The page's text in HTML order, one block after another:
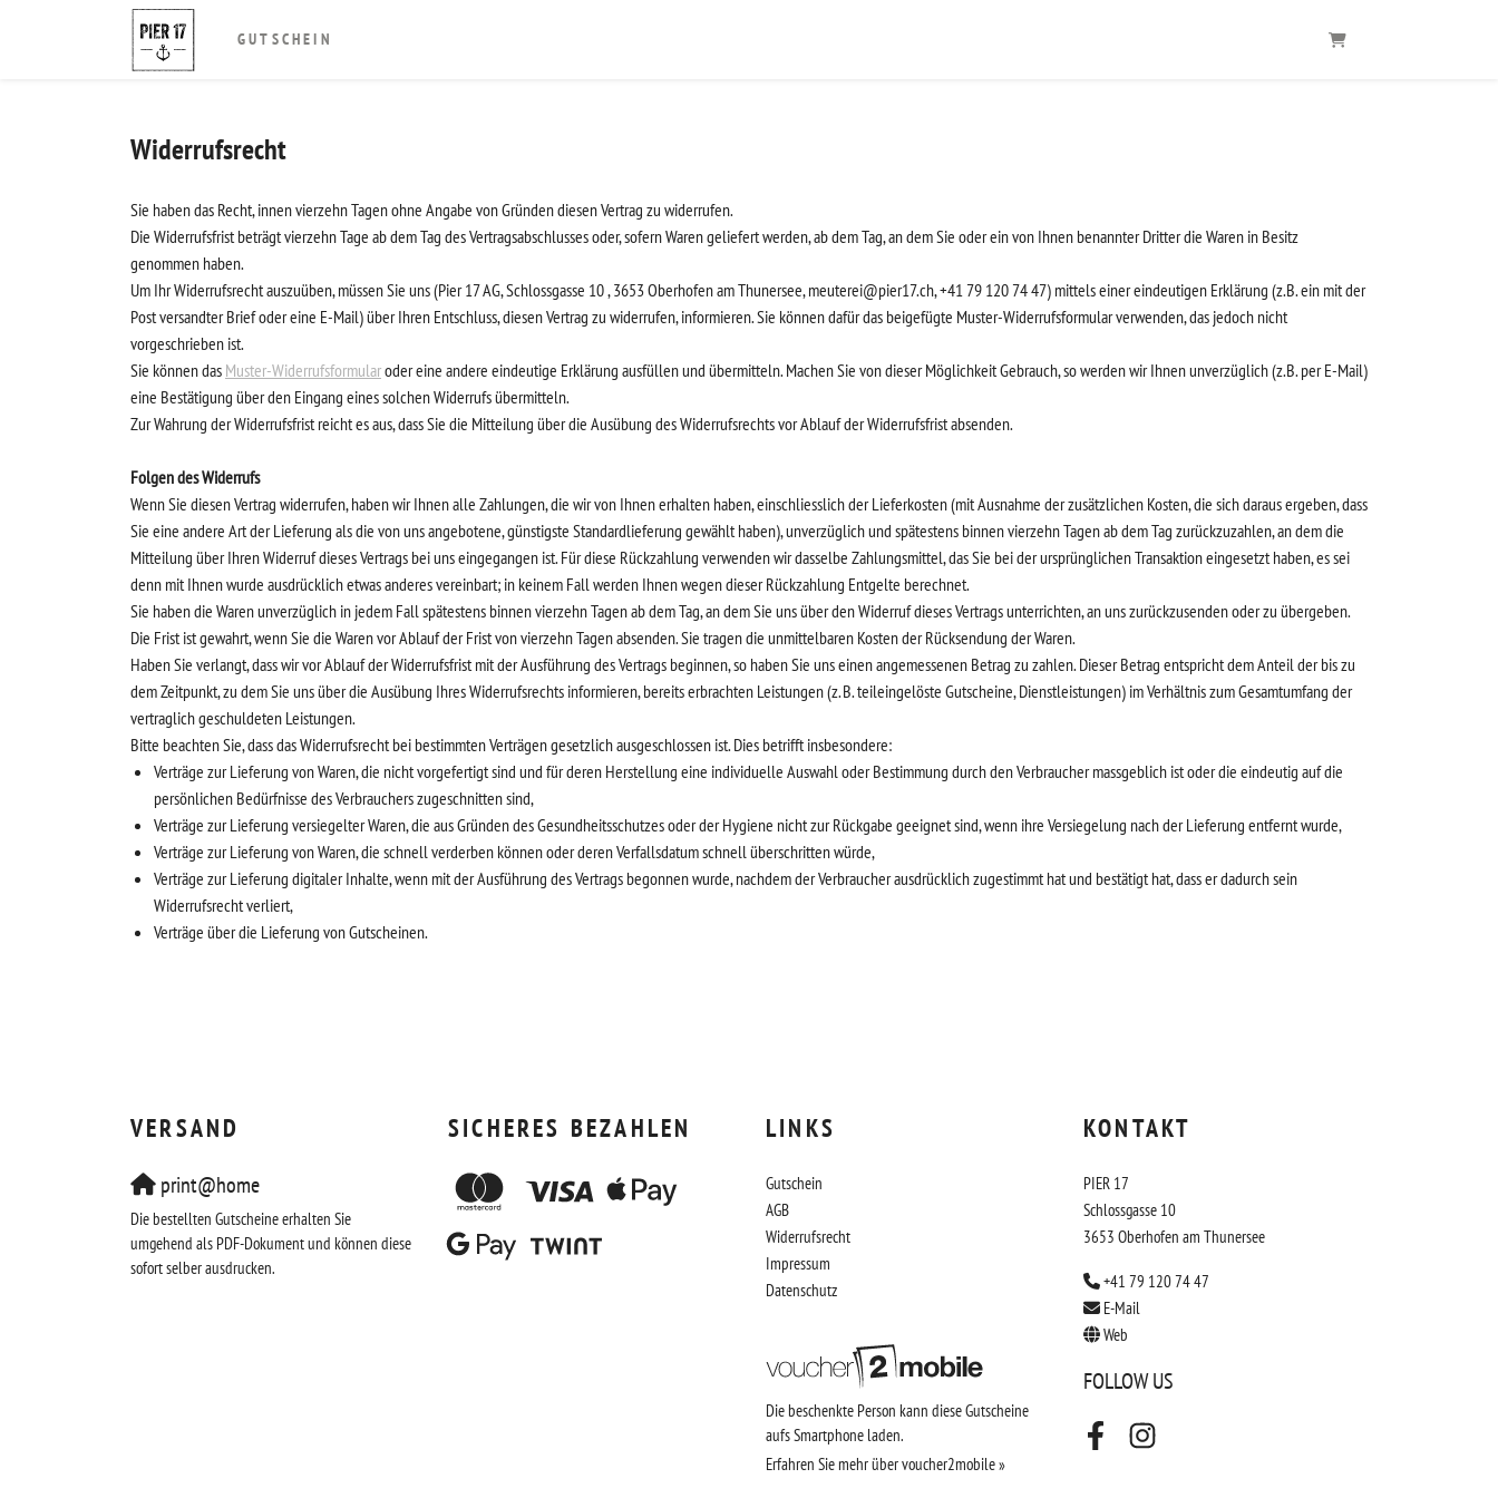
GUTSCHEIN WARENKORB
Widerrufsrecht
Sie haben das Recht, innen vierzehn Tagen ohne Angabe von Gründen diesen Vertrag zu widerrufen.
Die Widerrufsfrist beträgt vierzehn Tage ab dem Tag des Vertragsabschlusses oder, sofern Waren geliefert werden, ab dem Tag, an dem Sie oder ein von Ihnen benannter Dritter die Waren in Besitz
genommen haben.
Um Ihr Widerrufsrecht auszuüben, müssen Sie uns (Pier 17 AG, Schlossgasse 10 , 3653 Oberhofen am Thunersee, meuterei@pier17.ch, +41 79 120 74 47) mittels einer eindeutigen Erklärung (z.B. ein mit der
Post versandter Brief oder eine E-Mail) über Ihren Entschluss, diesen Vertrag zu widerrufen, informieren. Sie können dafür das beigefügte Muster-Widerrufsformular verwenden, das jedoch nicht
vorgeschrieben ist.
Sie können das Muster-Widerrufsformularoder eine andere eindeutige Erklärung ausfüllen und übermitteln. Machen Sie von dieser Möglichkeit Gebrauch, so werden wir Ihnen unverzüglich (z.B. per E-Mail)
eine Bestätigung über den Eingang eines solchen Widerrufs übermitteln.
Zur Wahrung der Widerrufsfrist reicht es aus, dass Sie die Mitteilung über die Ausübung des Widerrufsrechts vor Ablauf der Widerrufsfrist absenden.
Folgen des Widerrufs
Wenn Sie diesen Vertrag widerrufen, haben wir Ihnen alle Zahlungen, die wir von Ihnen erhalten haben, einschliesslich der Lieferkosten (mit Ausnahme der zusätzlichen Kosten, die sich daraus ergeben, dass
Sie eine andere Art der Lieferung als die von uns angebotene, günstigste Standardlieferung gewählt haben), unverzüglich und spätestens binnen vierzehn Tagen ab dem Tag zurückzuzahlen, an dem die
Mitteilung über Ihren Widerruf dieses Vertrags bei uns eingegangen ist. Für diese Rückzahlung verwenden wir dasselbe Zahlungsmittel, das Sie bei der ursprünglichen Transaktion eingesetzt haben, es sei
denn mit Ihnen wurde ausdrücklich etwas anderes vereinbart; in keinem Fall werden Ihnen wegen dieser Rückzahlung Entgelte berechnet.
Sie haben die Waren unverzüglich in jedem Fall spätestens binnen vierzehn Tagen ab dem Tag, an dem Sie uns über den Widerruf dieses Vertrags unterrichten, an uns zurückzusenden oder zu übergeben.
Die Frist ist gewahrt, wenn Sie die Waren vor Ablauf der Frist von vierzehn Tagen absenden. Sie tragen die unmittelbaren Kosten der Rücksendung der Waren.
Haben Sie verlangt, dass wir vor Ablauf der Widerrufsfrist mit der Ausführung des Vertrags beginnen, so haben Sie uns einen angemessenen Betrag zu zahlen. Dieser Betrag entspricht dem Anteil der bis zu
dem Zeitpunkt, zu dem Sie uns über die Ausübung Ihres Widerrufsrechts informieren, bereits erbrachten Leistungen (z. B. teileingelöste Gutscheine, Dienstleistungen) im Verhältnis zum Gesamtumfang der
vertraglich geschuldeten Leistungen.
Bitte beachten Sie, dass das Widerrufsrecht bei bestimmten Verträgen gesetzlich ausgeschlossen ist. Dies betrifft insbesondere:
Verträge zur Lieferung von Waren, die nicht vorgefertigt sind und für deren Herstellung eine individuelle Auswahl oder Bestimmung durch den Verbraucher massgeblich ist oder die eindeutig auf die
persönlichen Bedürfnisse des Verbrauchers zugeschnitten sind,
Verträge zur Lieferung versiegelter Waren, die aus Gründen des Gesundheitsschutzes oder der Hygiene nicht zur Rückgabe geeignet sind, wenn ihre Versiegelung nach der Lieferung entfernt wurde,
Verträge zur Lieferung von Waren, die schnell verderben können oder deren Verfallsdatum schnell überschritten würde,
Verträge zur Lieferung digitaler Inhalte, wenn mit der Ausführung des Vertrags begonnen wurde, nachdem der Verbraucher ausdrücklich zugestimmt hat und bestätigt hat, dass er dadurch sein
Widerrufsrecht verliert,
Verträge über die Lieferung von Gutscheinen.
VERSAND
print@home
Die bestellten Gutscheine erhalten Sie
umgehend als PDF-Dokument und können diese
sofort selber ausdrucken.
SICHERES BEZAHLEN LINKS
Gutschein
AGB
Widerrufsrecht
Impressum
Datenschutz
Die beschenkte Person kann diese Gutscheine
aufs Smartphone laden.
Erfahren Sie mehr über voucher2mobile »
KONTAKT
PIER 17
Schlossgasse 10
3653 Oberhofen am Thunersee
+41 79 120 74 47
E-Mail
Web
FOLLOW US
FacebookInstagram